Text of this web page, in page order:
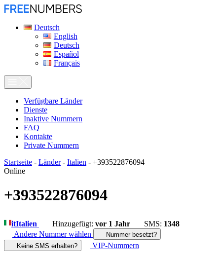
Deutsch
English
Deutsch
Español
Français
Verfügbare Länder
Dienste
Inaktive Nummern
FAQ
Kontakte
Private Nummern
Startseite - Länder- Italien - +393522876094
Online
+393522876094
itItalien Hinzugefügt: vor 1 Jahr SMS: 1348
Andere Nummer wählen
Nummer besetzt?
Keine SMS erhalten?
VIP-Nummern